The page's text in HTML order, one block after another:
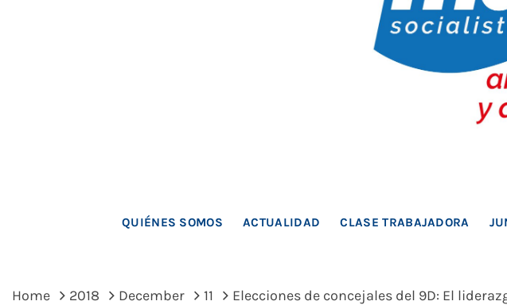
MAREA
QUIÉNES SOMOS ACTUALIDAD CLASE TRABAJADORA
Home 2018 December 11 Elecciones de concejales del 9D: El